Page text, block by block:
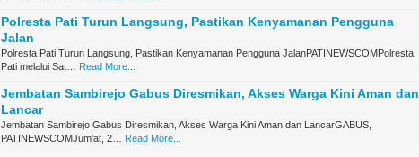
Polresta Pati Turun Langsung, Pastikan Kenyamanan Pengguna
Jalan
Polresta Pati Turun Langsung, Pastikan Kenyamanan Pengguna JalanPATINEWSCOMPolresta
Pati melalui Sat…
Read More...
Jembatan Sambirejo Gabus Diresmikan, Akses Warga Kini Aman dan
Lancar
Jembatan Sambirejo Gabus Diresmikan, Akses Warga Kini Aman dan LancarGABUS,
PATINEWSCOMJum'at, 2…
Read More...